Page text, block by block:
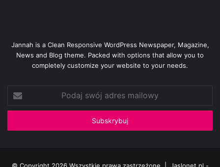
Jannah is a Clean Responsive WordPress Newspaper, Magazine,
News and Blog theme. Packed with options that allow you to
completely customize your website to your needs.
Podaj
swój
adres